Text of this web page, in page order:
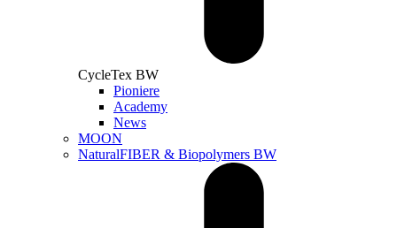
CycleTex BW
Pioniere
Academy
News
MOON
NaturalFIBER & Biopolymers BW